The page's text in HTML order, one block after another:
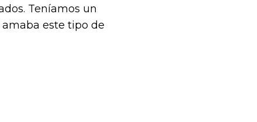
Teníamos un
este tipo de